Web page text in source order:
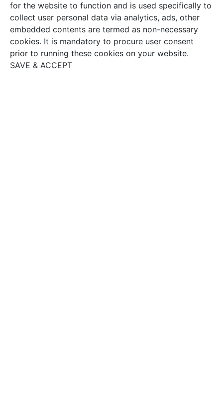
for the website to function and is used specifically to
collect user personal data via analytics, ads, other
embedded contents are termed as non-necessary
cookies. It is mandatory to procure user consent
prior to running these cookies on your website.
SAVE & ACCEPT